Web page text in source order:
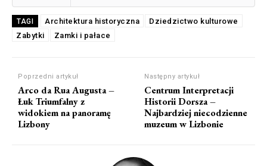
TAGI Architektura historyczna
Dziedzictwo kulturowe
Zabytki
Zamki i pałace
Poprzedni artykuł
Arco da Rua Augusta –
Łuk Triumfalny z
widokiem na panoramę
Lizbony
Następny artykuł
Centrum Interpretacji
Historii Dorsza –
Najbardziej niecodzienne
muzeum w Lizbonie